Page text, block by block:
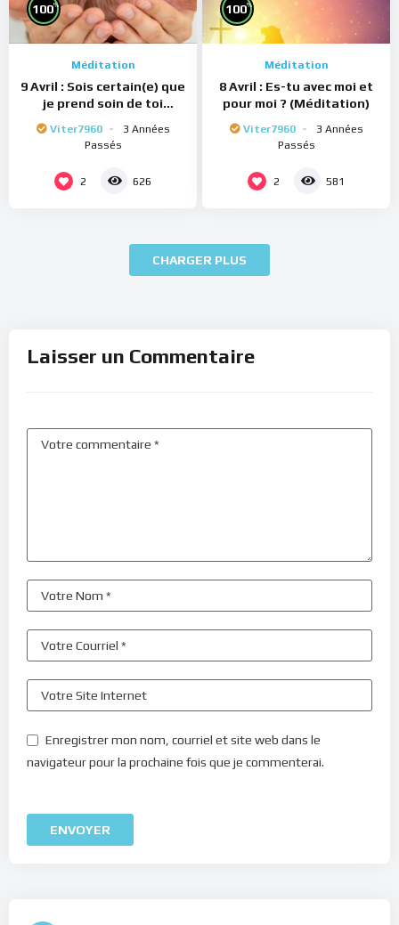
100%
Méditation
9 Avril : Sois certain(e) que
je prend soin de toi
Viter7960
3 Années
Passés
2 626
100%
Méditation
8 Avril : Es-tu avec moi et
pour moi ? (Méditation)
Viter7960
3 Années
Passés
2 581
CHARGER PLUS
Laisser un Commentaire
Enregistrer mon nom, courriel et site web dans le
navigateur pour la prochaine fois que je commenterai.